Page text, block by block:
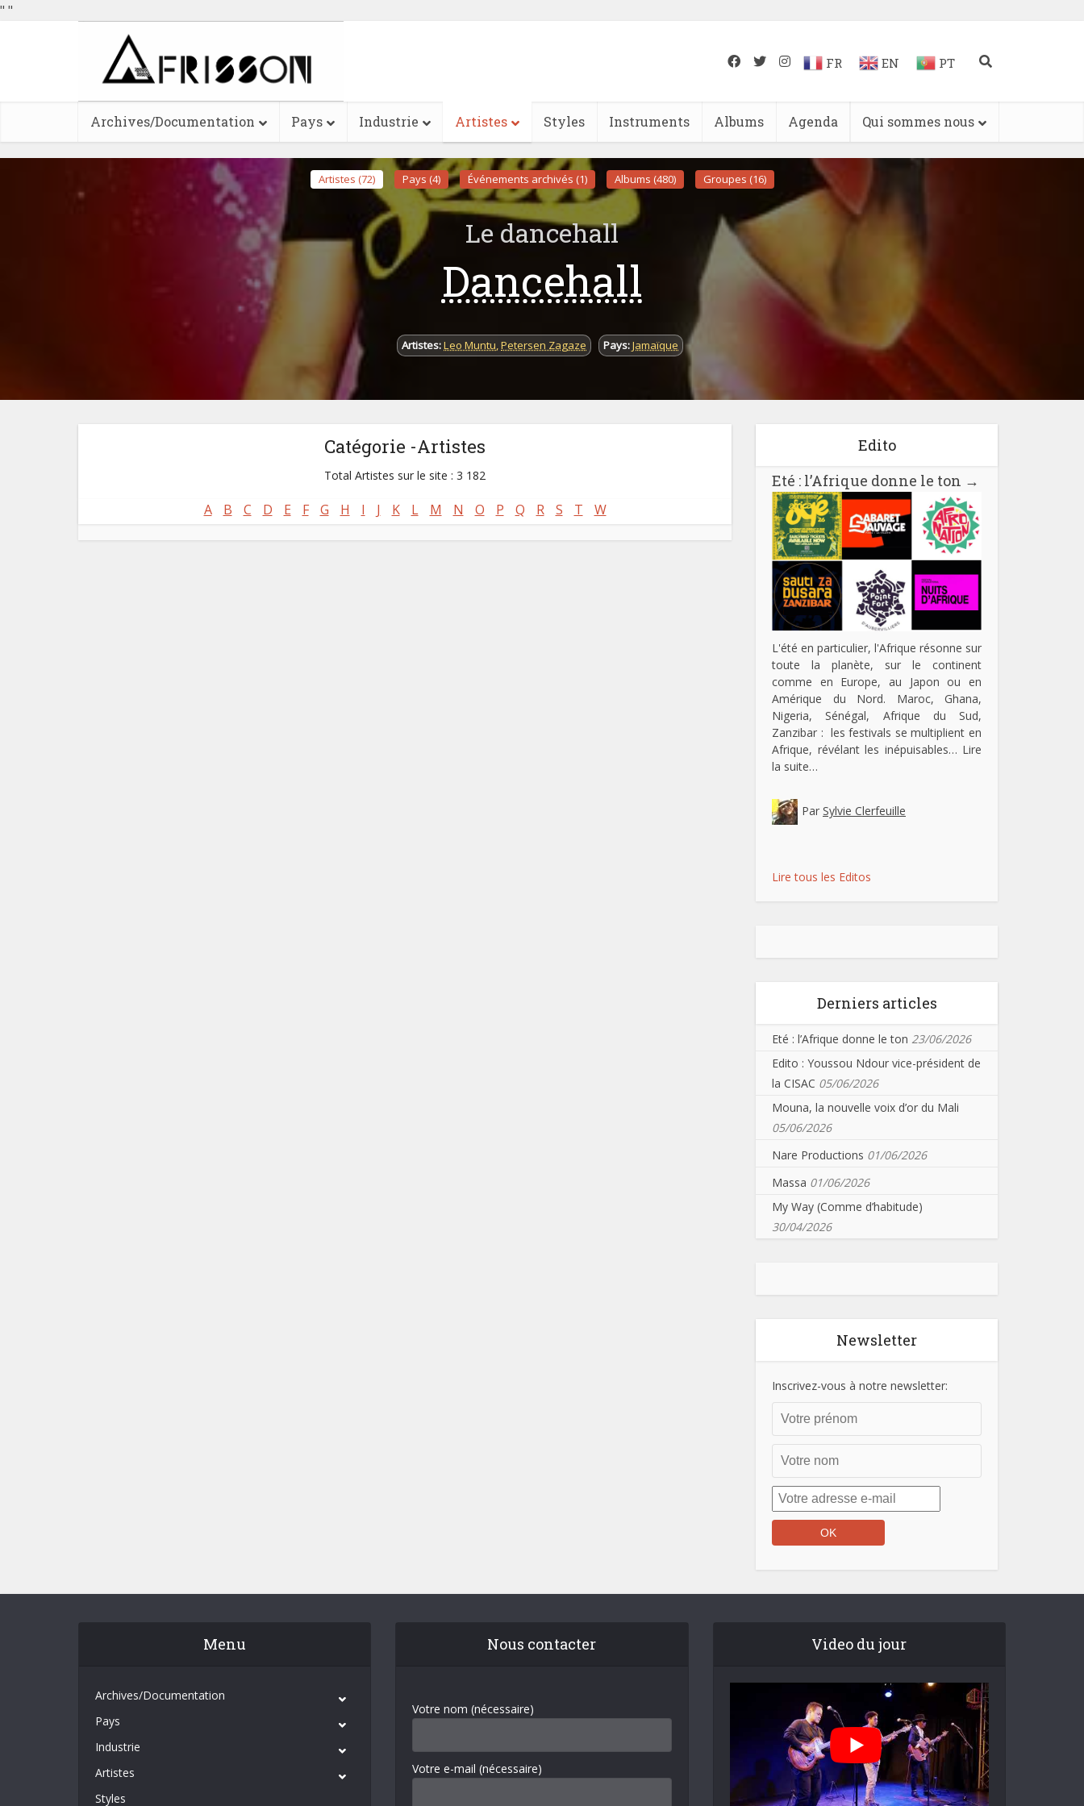
" "
FR EN PT
Archives/Documentation Pays Industrie Artistes Styles Instruments Albums Agenda Qui sommes nous
Artistes (72) Pays (4) Événements archivés (1) Albums (480) Groupes (16)
Le dancehall
Dancehall
Artistes:Leo Muntu,Petersen Zagaze Pays:Jamaïque
Catégorie -Artistes
Total Artistes sur le site : 3 182
A B C D E F G H I J K L M N O P Q R S T W
Edito
Eté : l’Afrique donne le ton →
L'été en particulier, l'Afrique résonne sur
toute la planète, sur le continent
comme en Europe, au Japon ou en
Amérique du Nord. Maroc, Ghana,
Nigeria, Sénégal, Afrique du Sud,
Zanzibar : les festivals se multiplient en
Afrique, révélant les inépuisables… Lire
la suite…
Par Sylvie Clerfeuille
Lire tous les Editos
Derniers articles
Eté : l’Afrique donne le ton 23/06/2026
Edito : Youssou Ndour vice-président de
la CISAC 05/06/2026
Mouna, la nouvelle voix d’or du Mali
05/06/2026
Nare Productions 01/06/2026
Massa 01/06/2026
My Way (Comme d’habitude)
30/04/2026
Newsletter
Inscrivez-vous à notre newsletter:
Menu
Archives/Documentation
Pays
Industrie
Artistes
Styles
Nous contacter
Votre nom (nécessaire)
Votre e-mail (nécessaire)
Video du jour